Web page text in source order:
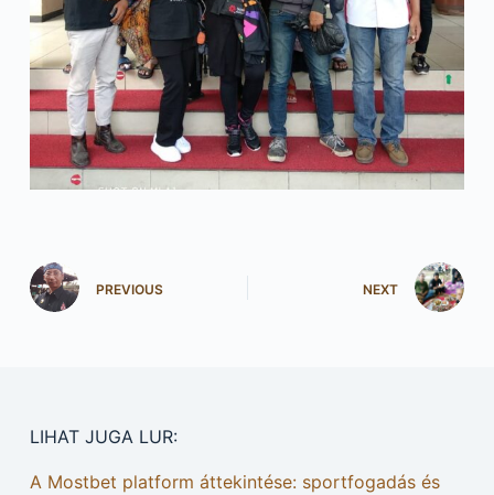
PREVIOUS NEXT
LIHAT JUGA LUR:
A Mostbet platform áttekintése: sportfogadás és